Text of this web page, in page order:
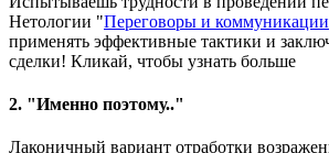
Нетологии "Переговоры и коммуникации
применять эффективные тактики и
сделки! Кликай, чтобы узнать больше
2. "Именно поэтому.."
Лаконичный вариант отработки